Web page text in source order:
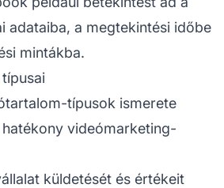
adataiba, a megtekintési időbe
mintákba.
típusok ismerete
videómarketing-
küldetését és értékeit